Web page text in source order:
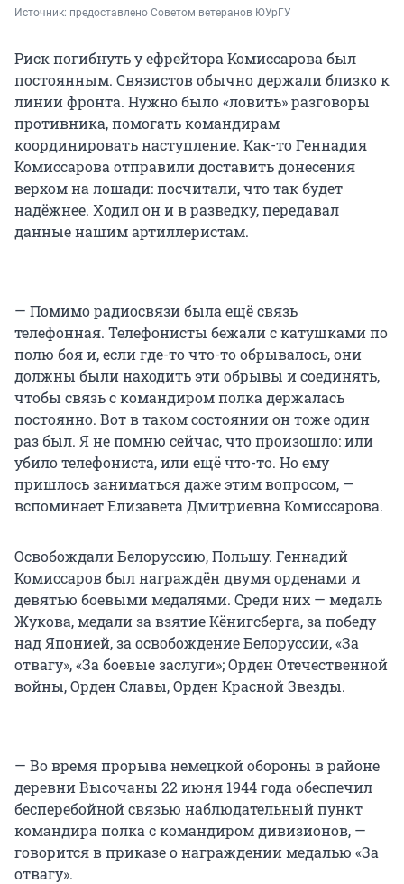
Источник: предоставлено Советом ветеранов ЮУрГУ
Риск погибнуть у ефрейтора Комиссарова был
постоянным. Связистов обычно держали близко к
линии фронта. Нужно было «ловить» разговоры
противника, помогать командирам
координировать наступление. Как-то Геннадия
Комиссарова отправили доставить донесения
верхом на лошади: посчитали, что так будет
надёжнее. Ходил он и в разведку, передавал
данные нашим артиллеристам.
— Помимо радиосвязи была ещё связь
телефонная. Телефонисты бежали с катушками по
полю боя и, если где-то что-то обрывалось, они
должны были находить эти обрывы и соединять,
чтобы связь с командиром полка держалась
постоянно. Вот в таком состоянии он тоже один
раз был. Я не помню сейчас, что произошло: или
убило телефониста, или ещё что-то. Но ему
пришлось заниматься даже этим вопросом, —
вспоминает Елизавета Дмитриевна Комиссарова.
Освобождали Белоруссию, Польшу. Геннадий
Комиссаров был награждён двумя орденами и
девятью боевыми медалями. Среди них — медаль
Жукова, медали за взятие Кёнигсберга, за победу
над Японией, за освобождение Белоруссии, «За
отвагу», «За боевые заслуги»; Орден Отечественной
войны, Орден Славы, Орден Красной Звезды.
— Во время прорыва немецкой обороны в районе
деревни Высочаны 22 июня 1944 года обеспечил
бесперебойной связью наблюдательный пункт
командира полка с командиром дивизионов, —
говорится в приказе о награждении медалью «За
отвагу».